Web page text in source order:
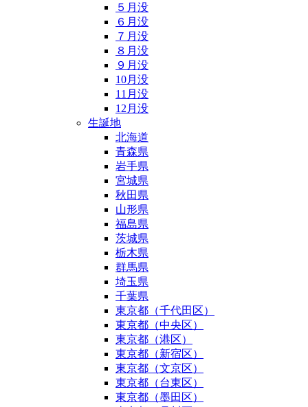
５月没
６月没
７月没
８月没
９月没
10月没
11月没
12月没
生誕地
北海道
青森県
岩手県
宮城県
秋田県
山形県
福島県
茨城県
栃木県
群馬県
埼玉県
千葉県
東京都（千代田区）
東京都（中央区）
東京都（港区）
東京都（新宿区）
東京都（文京区）
東京都（台東区）
東京都（墨田区）